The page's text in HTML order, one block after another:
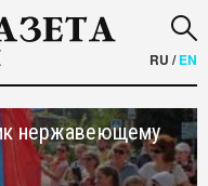
RU /EN
нержавеющему